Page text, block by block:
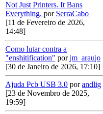
Not Just Printers. It Bans
Everything. por SerraCabo
[11 de Fevereiro de 2026,
14:48]
Como lutar contra a
"enshitification" porjm_araujo
[30 de Janeiro de 2026, 17:10]
Ajuda Pcb USB 3.0 porandlig
[23 de Novembro de 2025,
19:59]